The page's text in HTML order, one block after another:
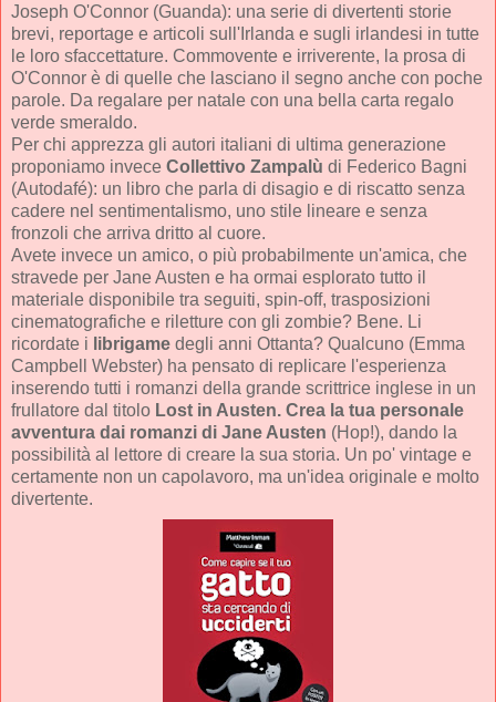
Joseph O'Connor (Guanda): una serie di divertenti storie
brevi, reportage e articoli sull'Irlanda e sugli irlandesi in tutte
le loro sfaccettature. Commovente e irriverente, la prosa di
O'Connor è di quelle che lasciano il segno anche con poche
parole. Da regalare per natale con una bella carta regalo
verde smeraldo.
Per chi apprezza gli autori italiani di ultima generazione
proponiamo invece Collettivo Zampalù di Federico Bagni
(Autodafé): un libro che parla di disagio e di riscatto senza
cadere nel sentimentalismo, uno stile lineare e senza
fronzoli che arriva dritto al cuore.
Avete invece un amico, o più probabilmente un'amica, che
stravede per Jane Austen e ha ormai esplorato tutto il
materiale disponibile tra seguiti, spin-off, trasposizioni
cinematografiche e riletture con gli zombie? Bene. Li
ricordate i librigame degli anni Ottanta? Qualcuno (Emma
Campbell Webster) ha pensato di replicare l'esperienza
inserendo tutti i romanzi della grande scrittrice inglese in un
frullatore dal titolo Lost in Austen. Crea la tua personale
avventura dai romanzi di Jane Austen (Hop!), dando la
possibilità al lettore di creare la sua storia. Un po' vintage e
certamente non un capolavoro, ma un'idea originale e molto
divertente.